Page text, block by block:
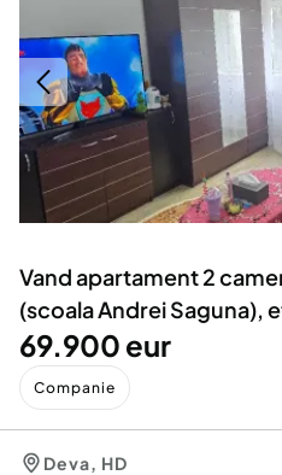
Servicii
Animale de companie
Afaceri și echipamente
Inchiriere Bunuri si
Utilaje agricole si
Piese auto si accesorii
Dacia Duster
Vand apartament 2
(scoala Andrei Saguna),
69.900 eur
Companie
Deva, HD